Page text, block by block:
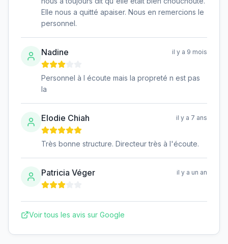
Elle nous a quitté apaiser. Nous en remercions le
personnel.
Nadine il y a 9 mois
Personnel à l écoute mais la propreté n est pas
la
Elodie Chiah il y a 7 ans
Très bonne structure. Directeur très à l'écoute.
Patricia Véger il y a un an
Voir tous les avis sur Google